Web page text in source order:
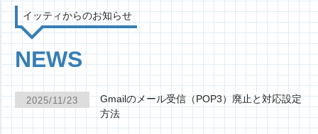
イッティからのお知らせ
NEWS
2025/11/23
Gmailのメール受信（POP3）廃止と対応設定
方法